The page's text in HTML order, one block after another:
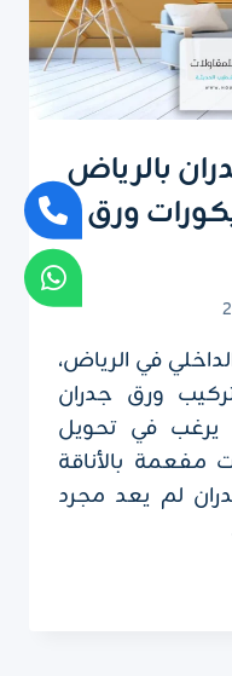
بالرياض
– ديكورات ورق
في الرياض،
ورق جدران
في تحويل
مفعمة بالأناقة
لم يعد مجرد